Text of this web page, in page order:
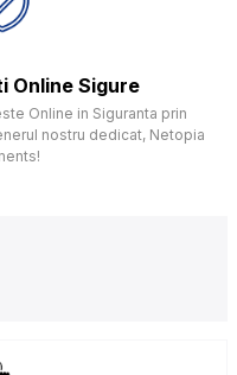
Online Sigure
Online in Siguranta prin
nostru dedicat, Netopia